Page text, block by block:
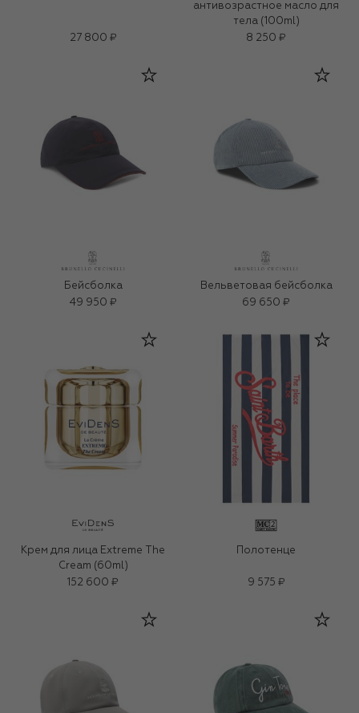
27 800 ₽
антивозрастное масло для
тела (100ml)
8 250 ₽
Бейсболка
49 950 ₽
Вельветовая бейсболка
69 650 ₽
Крем для лица Extreme The
Cream (60ml)
152 600 ₽
Полотенце
9 575 ₽